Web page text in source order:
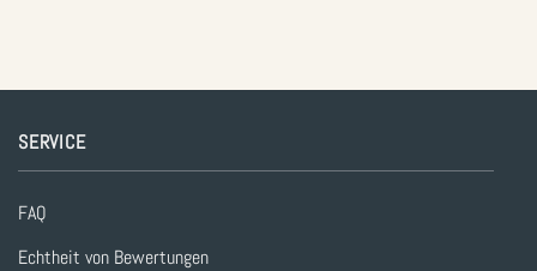
SERVICE
FAQ
Echtheit von Bewertungen